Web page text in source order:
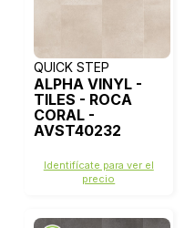
QUICK STEP
ALPHA VINYL -
TILES - ROCA
CORAL -
AVST40232
Identifícate para ver el
precio